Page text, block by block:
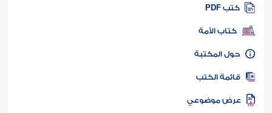
كتب PDF
كتاب الأمة
المكتبة
الكتب